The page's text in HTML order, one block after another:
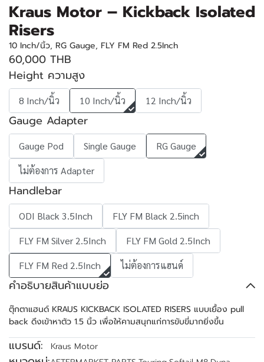
Kraus Motor – Kickback Isolated
Risers
10 Inch/นิ้ว, RG Gauge, FLY FM Red 2.5Inch
60,000 THB
Height ความสูง
8 Inch/นิ้ว 10 Inch/นิ้ว 12 Inch/นิ้ว
Gauge Adapter
Gauge Pod Single Gauge
RG Gauge
ไม่ต้องการ Adapter
Handlebar
ODI Black 3.5Inch
FLY FM Black 2.5inch
FLY FM Silver 2.5Inch
FLY FM Gold 2.5Inch
FLY FM Red 2.5Inch
ไม่ต้องการแฮนด์
คำอธิบายสินค้าแบบย่อ
ตุ๊กตาแฮนด์ KRAUS KICKBACK ISOLATED RISERS แบบเยื้อง pull
back ดึงเข้าหาตัว 1.5 นิ้ว เพื่อให้คามสนุกแก่การขับขี่มากยิ่งขึ้น
แบรนด์: Kraus Motor